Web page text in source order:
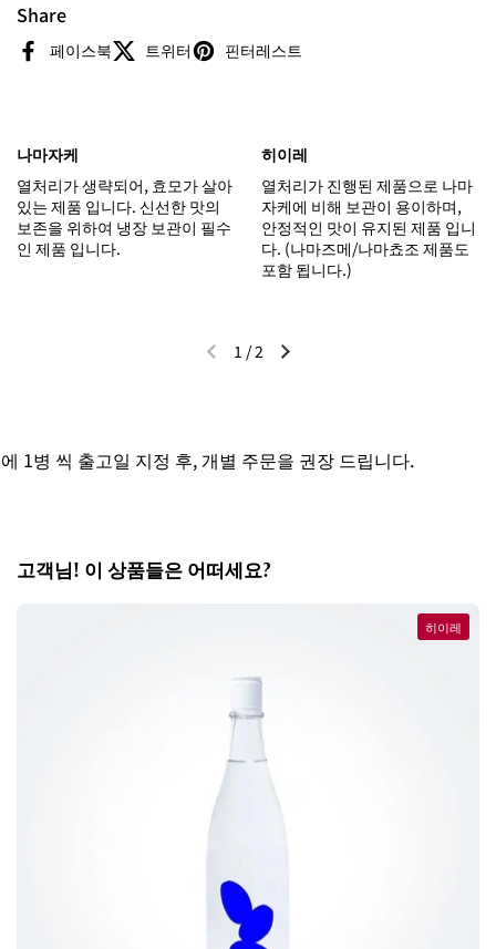
Share
페이스북 트위터 핀터레스트
나마자케
열처리가 생략되어, 효모가 살아
있는 제품 입니다. 신선한 맛의
보존을 위하여 냉장 보관이 필수
인 제품 입니다.
히이레
열처리가 진행된 제품으로 나마
자케에 비해 보관이 용이하며,
안정적인 맛이 유지된 제품 입니
다. (나마즈메/나마쵸조 제품도
포함 됩니다.)
이전 슬라이드다음 슬라이드
1 /2
씩 출고일 지정 후, 개별 주문을 권장 드립니다.
고객님! 이 상품들은 어떠세요?
히이레